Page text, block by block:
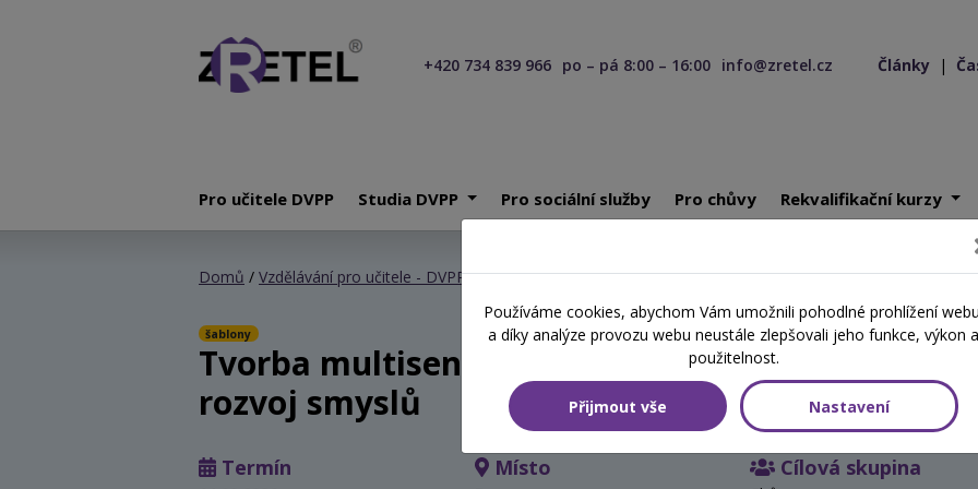
+420 734 839 966 po – pá 8:00 – 16:00 info@zretel.cz Články |
Pro učitele DVPP Studia DVPP Pro sociální služby Pro chůvy Rekvalifikační kurzy
Domů / Vzdělávání pro učitele - DVPP/Tvorba multisenzorického prostředí (snoezelen) a pomůcky pro
šablony
Tvorba multisenzorického prostředí
rozvoj smyslů
Termín Místo Cílová skupina
Používáme cookies, abychom Vám umožnili pohodlné prohlížení
a díky analýze provozu webu neustále zlepšovali jeho funkce, výkon a
použitelnost.
Přijmout vše Nastavení